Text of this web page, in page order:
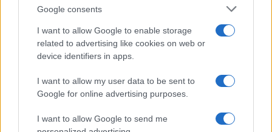
Google consents
I want to allow Google to enable storage
related to advertising like cookies on web or
device identifiers in apps.
I want to allow my user data to be sent to
Google for online advertising purposes.
I want to allow Google to send me
A Galaxy A55 kijelzője feltörli a padlót
az A54-gyel és az S23 FE-vel
2024.03.21| SamMobile
A Samsung új Galaxy A55 számos fejlesztést hoz a Galaxy
A54-hez képest, de a hivatalos adatlapokat nézve azt